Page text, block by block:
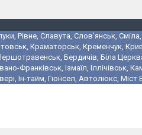
Рівне, Славута, Слов'янськ,
Краматорськ, Кременчук,
Бердичів, Біла
Франківськ, Ізмаїл, Іллічівськ,
Ін-тайм, Гюнсел, Автолюкс, Міст